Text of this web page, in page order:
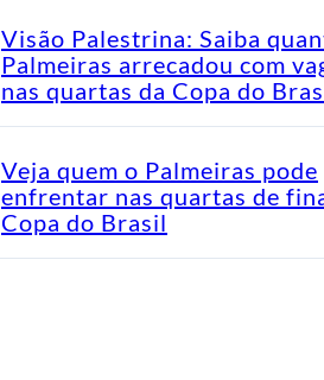
Visão Palestrina: Saiba
Palmeiras arrecadou com
nas quartas da Copa do
Veja quem o Palmeiras pode
enfrentar nas quartas de
Copa do Brasil